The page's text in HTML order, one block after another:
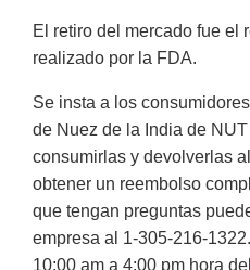
El retiro del mercado fue el
realizado por la FDA.
Se insta a los
de Nuez de la India de
consumirlas y devolverlas
obtener un reembolso
que tengan preguntas
empresa al 1-305-216-
10:00 am a 4:00 pm hora